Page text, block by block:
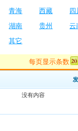
青海 西藏
四
湖南 贵州
云
其它
每页显示条数
没有内容